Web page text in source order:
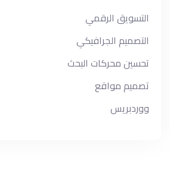
التسويق الرقمي
التصميم الجرافيكي
تحسين محركات البحث
تصميم مواقع
ووردبريس